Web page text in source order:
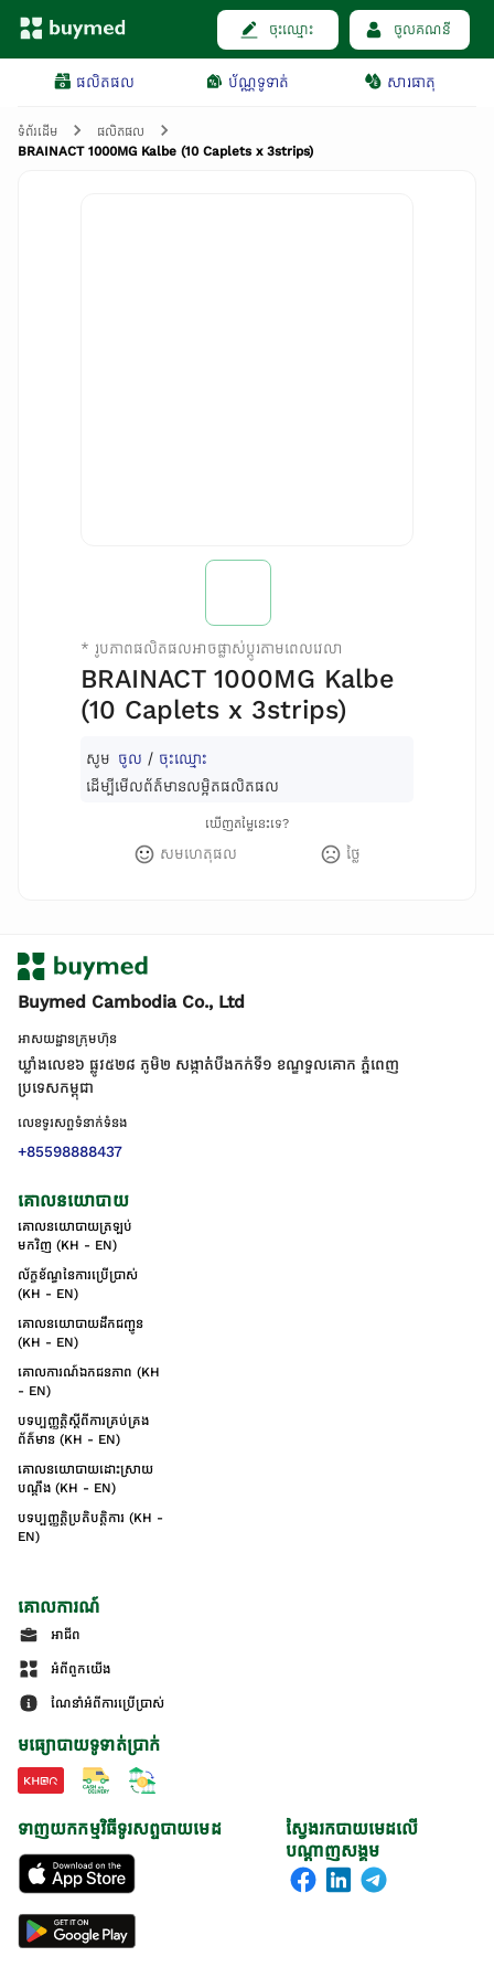
ចុះឈ្មោះ ចូលគណនី
ផលិតផល ប័ណ្ណទូទាត់ សារធាតុ
ទំព័រដើម
ផលិតផល
BRAINACT 1000MG Kalbe (10 Caplets x 3strips)
* រូបភាពផលិតផលអាចផ្លាស់ប្តូរតាមពេលវេលា
BRAINACT 1000MG Kalbe
(10 Caplets x 3strips)
សូម ចូល / ចុះឈ្មោះ
ដើម្បីមើលព័ត៌មានលម្អិតផលិតផល
ឃើញតម្លៃនេះទេ?
សមហេតុផល ថ្លៃ
Buymed Cambodia Co., Ltd
អាសយដ្ឋានក្រុមហ៊ុន
ឃ្លាំងលេខ៦ ផ្លូវ៥២៨ ភូមិ២ សង្កាត់់បឹងកក់ទី១ ខណ្ឌទួលគោក ភ្នំពេញ
ប្រទេសកម្ពុជា
លេខទូរសព្ទទំនាក់ទំនង
+85598888437
គោលនយោបាយ
គោលនយោបាយត្រឡប់
មកវិញ (KH - EN)
ល័ក្ខខ័ណ្ឌនៃការប្រើប្រាស់
(KH - EN)
គោលនយោបាយដឹកជញ្ជូន
(KH - EN)
គោលការណ៍ឯកជនភាព (KH
- EN)
បទប្បញ្ញត្តិស្តីពីការគ្រប់គ្រង
ព័ត៌មាន (KH - EN)
គោលនយោបាយដោះស្រាយ
បណ្ដឹង (KH - EN)
បទប្បញ្ញត្តិប្រតិបត្តិការ (KH -
EN)
គោលការណ៍
អាជីព
អំពីពួកយើង
ណែនាំអំពីការប្រើប្រាស់
មធ្យោបាយទូទាត់ប្រាក់
ស្វែងរកបាយមេដលើ
បណ្តាញសង្គម
ទាញយកកម្មវិធីទូរសព្ទបាយមេដ